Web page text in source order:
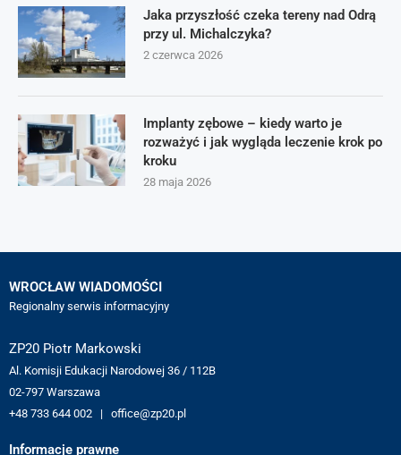
Jaka przyszłość czeka tereny nad Odrą
przy ul. Michalczyka?
2 czerwca 2026
Implanty zębowe – kiedy warto je
rozważyć i jak wygląda leczenie krok po
kroku
28 maja 2026
WROCŁAW WIADOMOŚCI
Regionalny serwis informacyjny
ZP20 Piotr Markowski
Al. Komisji Edukacji Narodowej 36 / 112B
02-797 Warszawa
+48 733 644 002 | office@zp20.pl
Informacje prawne